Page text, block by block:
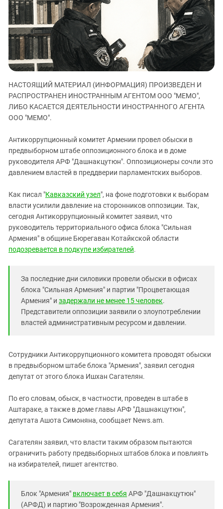
ЗАСТАВЛЯЕТ
КАВКАЗ ЗА ПАЛЕСТИНУ
ИНАКОМЫСЛИЕ В ЧЕЧНЕ
ПРЕСЛЕДОВАНИЕ АКТИВИСТОВ
МОБИЛИЗАЦИЯ И ПРОТЕСТЫ
Дагестан
Ингушетия
Кабардино-Балкария
Калмыкия
Карачаево-Черкесия
Краснодарский край
Российская Федерация
Северная Осетия - Алания
СКФО
Чечня
Южная Осетия
Южный Кавказ
ЮФО
НАСТОЯЩИЙ МАТЕРИАЛ (ИНФОРМАЦИЯ) ПРОИЗВЕДЕН И
РАСПРОСТРАНЕН ИНОСТРАННЫМ АГЕНТОМ ООО "МЕМО",
ЛИБО КАСАЕТСЯ ДЕЯТЕЛЬНОСТИ ИНОСТРАННОГО АГЕНТА
ООО "МЕМО".
Антикоррупционный комитет Армении провел обыски в
предвыборном штабе оппозиционного блока и в доме
руководителя АРФ "Дашнакцутюн". Оппозиционеры сочли это
давлением властей в преддверии парламентских выборов.
Как писал "Кавказский узел", на фоне подготовки к выборам
власти усилили давление на сторонников оппозиции. Так,
сегодня Антикоррупционный комитет заявил, что
руководитель территориального офиса блока "Сильная
Армения" в общине Бюрегаван Котайкской области
подозревается в подкупе избирателей.
За последние дни силовики провели обыски в офисах
блока "Сильная Армения" и партии "Процветающая
Армения" и задержали не менее 15 человек.
Представители оппозиции заявили о злоупотреблении
властей административным ресурсом и давлении.
Сотрудники Антикоррупционного комитета проводят обыски
в предвыборном штабе блока "Армения", заявил сегодня
депутат от этого блока Ишхан Сагателян.
По его словам, обыск, в частности, проведен в штабе в
Аштараке, а также в доме главы АРФ "Дашнакцутюн",
депутата Ашота Симоняна, сообщает News.am.
Сагателян заявил, что власти таким образом пытаются
ограничить работу предвыборных штабов блока и повлиять
на избирателей, пишет агентство.
Блок "Армения" включает в себя АРФ "Дашнакцутюн"
(АРФД) и партию "Возрожденная Армения".